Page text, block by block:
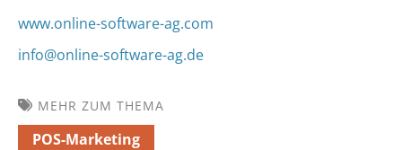
www.online-software-ag.com
info@online-software-ag.de
MEHR ZUM THEMA
POS-Marketing